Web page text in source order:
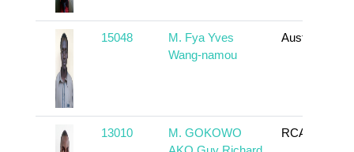
15048
M. Fya Yves
Wang-namou
Australia
13010
M. GOKOWO
RCA